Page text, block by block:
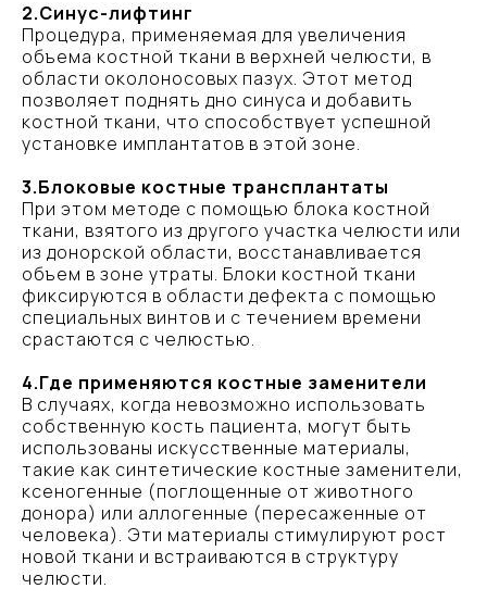
2.Синус-лифтинг
Процедура, применяемая для увеличения
объема костной ткани в верхней челюсти, в
области околоносовых пазух. Этот метод
позволяет поднять дно синуса и добавить
костной ткани, что способствует успешной
установке имплантатов в этой зоне.
3.Блоковые костные трансплантаты
При этом методе с помощью блока костной
ткани, взятого из другого участка челюсти или
из донорской области, восстанавливается
объем в зоне утраты. Блоки костной ткани
фиксируются в области дефекта с помощью
специальных винтов и с течением времени
срастаются с челюстью.
4.Где применяются костные заменители
В случаях, когда невозможно использовать
собственную кость пациента, могут быть
использованы искусственные материалы,
такие как синтетические костные заменители,
ксеногенные (поглощенные от животного
донора) или аллогенные (пересаженные от
человека). Эти материалы стимулируют рост
новой ткани и встраиваются в структуру
челюсти.